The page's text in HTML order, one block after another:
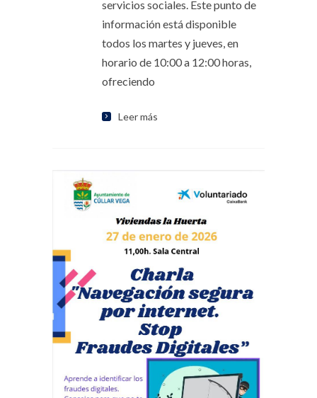
servicios sociales. Este punto de
información está disponible
todos los martes y jueves, en
horario de 10:00 a 12:00 horas,
ofreciendo
Leer más